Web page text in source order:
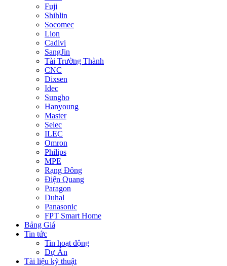
Fuji
Shihlin
Socomec
Lion
Cadivi
SangJin
Tài Trường Thành
CNC
Dixsen
Idec
Sungho
Hanyoung
Master
Selec
ILEC
Omron
Philips
MPE
Rạng Đông
Điện Quang
Paragon
Duhal
Panasonic
FPT Smart Home
Bảng Giá
Tin tức
Tin hoạt động
Dự Án
Tài liệu kỹ thuật